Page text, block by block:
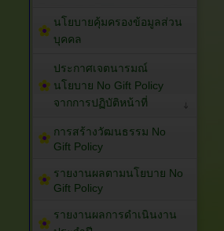
นโยบายคุ้มครองข้อมูลส่วน
บุคคล
ประกาศเจตนารมณ์
นโยบาย No Gift Policy
จากการปฏิบัติหน้าที่
การสร้างวัฒนธรรม No
Gift Policy
รายงานผลตามนโยบาย No
Gift Policy
รายงานผลการดำเนินงาน